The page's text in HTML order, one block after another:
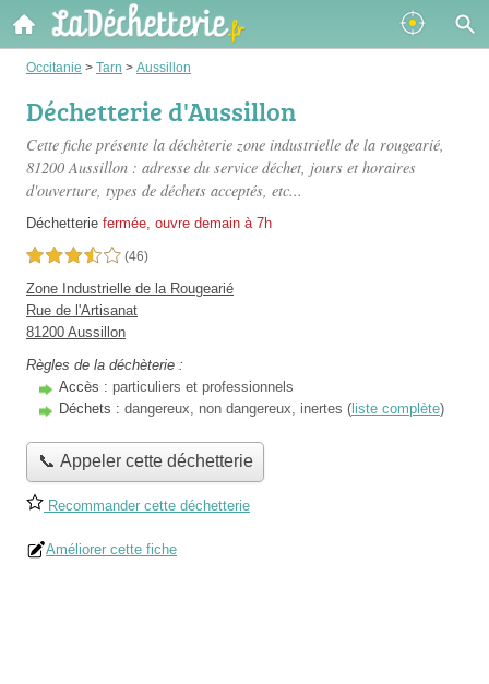
Occitanie > Tarn > Aussillon
Déchetterie d'Aussillon
Cette fiche présente la déchèterie zone industrielle de la rougearié,
81200 Aussillon : adresse du service déchet, jours et horaires
d'ouverture, types de déchets acceptés, etc...
Déchetterie fermée, ouvre demain à 7h
3,5 étoiles sur 5 (46)
Zone Industrielle de la Rougearié
Rue de l'Artisanat
81200 Aussillon
Règles de la déchèterie :
Accès : particuliers et professionnels
Déchets : dangereux, non dangereux, inertes ( liste complète)
📞 Appeler cette déchetterie
Recommander cette déchetterie
Améliorer cette fiche